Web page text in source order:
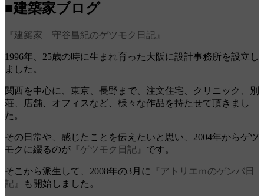
■建築家ブログ
『建築家 守谷昌紀のゲツモク日記』
1996年、25歳の時に生まれ育った大阪に設計事務所を設立し
ました。
関西を中心に、東京、長野まで、注文住宅、クリニック、別
荘、店舗、オフィスなど、様々な作品を持たせて頂きまし
た。
その日常や、感じたことを伝えたいと思い、2004年からゲツ
モクに綴るのが 『ゲツモク日記』 です。
そこから派生して、2008年の3月に
『アトリエｍのゲンバ日
記』
も開始しました。